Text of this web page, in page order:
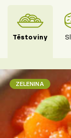
Těstoviny
ZELENINA